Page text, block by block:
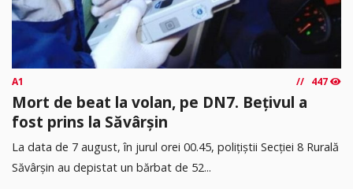
A1 447
Mort de beat la volan, pe DN7. Bețivul a
fost prins la Săvârșin
​La data de 7 august, în jurul orei 00.45, polițiștii Secției 8 Rurală
Săvârșin au depistat un bărbat de 52...